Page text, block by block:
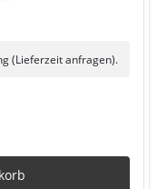
(Lieferzeit anfragen).